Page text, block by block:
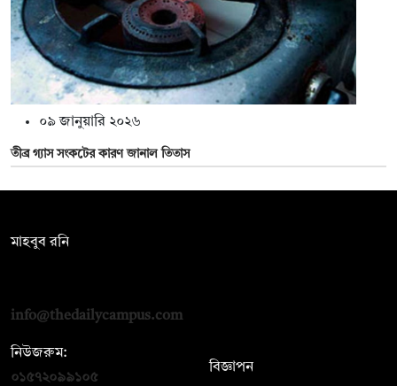
০৯ জানুয়ারি ২০২৬
তীব্র গ্যাস সংকটের কারণ জানাল তিতাস
মাহবুব রনি
info@thedailycampus.com
নিউজরুম:
০১৫৭২০৯৯১০৫
বিজ্ঞাপন